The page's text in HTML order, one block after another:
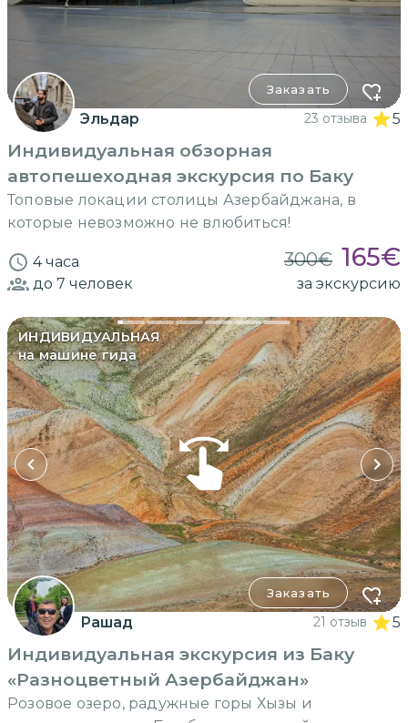
Заказать
Эльдар 23 отзыва 5
Индивидуальная обзорная
автопешеходная экскурсия по Баку
Топовые локации столицы Азербайджана, в
которые невозможно не влюбиться!
4 часа 300€ 165€
до 7 человек за экскурсию
ИНДИВИДУАЛЬНАЯ
на машине гида
Заказать
Рашад 21 отзыв 5
Индивидуальная экскурсия из Баку
«Разноцветный Азербайджан»
Розовое озеро, радужные горы Хызы и